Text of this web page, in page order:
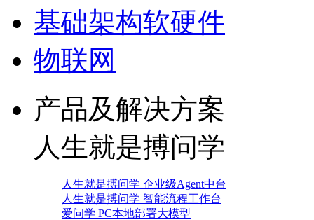
基础架构软硬件
物联网
产品及解决方案
人生就是搏问学
人生就是搏问学 企业级Agent中台
人生就是搏问学 智能流程工作台
爱问学 PC本地部署大模型